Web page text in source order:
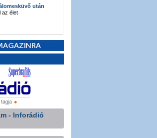
után
az élet
- Inforádió